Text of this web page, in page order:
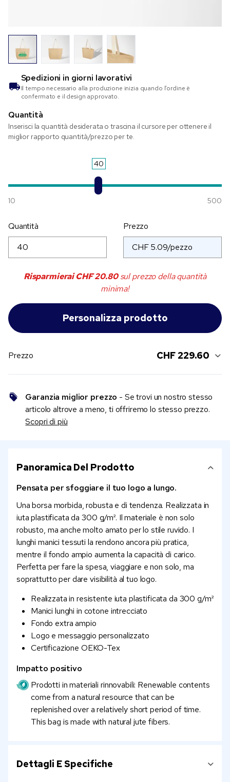
Spedizioni in giorni lavorativi
Il tempo necessario alla produzione inizia quando l’ordine è
confermato e il design approvato.
Quantità
Inserisci la quantità desiderata o trascina il cursore per ottenere il
miglior rapporto quantità/prezzo per te.
40
10 500
Quantità Prezzo
RisparmieraiCHF 20.80sul prezzo della quantità
minima!
Prezzo CHF 229.60
Garanzia miglior prezzo - Se trovi un nostro stesso
articolo altrove a meno, ti offriremo lo stesso prezzo.
Scopri di più
Panoramica Del Prodotto
Pensata per sfoggiare il tuo logo a lungo.
Una borsa morbida, robusta e di tendenza. Realizzata in
iuta plastificata da 300 g/m². Il materiale è non solo
robusto, ma anche molto amato per lo stile ruvido. I
lunghi manici tessuti la rendono ancora più pratica,
mentre il fondo ampio aumenta la capacità di carico.
Perfetta per fare la spesa, viaggiare e non solo, ma
soprattutto per dare visibilità al tuo logo.
Realizzata in resistente iuta plastificata da 300 g/m²
Manici lunghi in cotone intrecciato
Fondo extra ampio
Logo e messaggio personalizzato
Certificazione OEKO-Tex
Impatto positivo
Prodotti in materiali rinnovabili: Renewable contents
come from a natural resource that can be
replenished over a relatively short period of time.
This bag is made with natural jute fibers.
Dettagli E Specifiche